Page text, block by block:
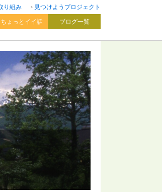
り組み
見つけようプロジェクト
ちょっとイイ話 ブログ一覧